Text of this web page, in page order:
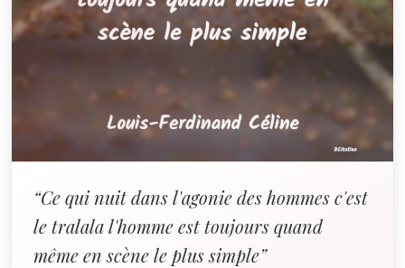
“Ce qui nuit dans l'agonie des hommes c'est
le tralala l'homme est toujours quand
même en scène le plus simple”